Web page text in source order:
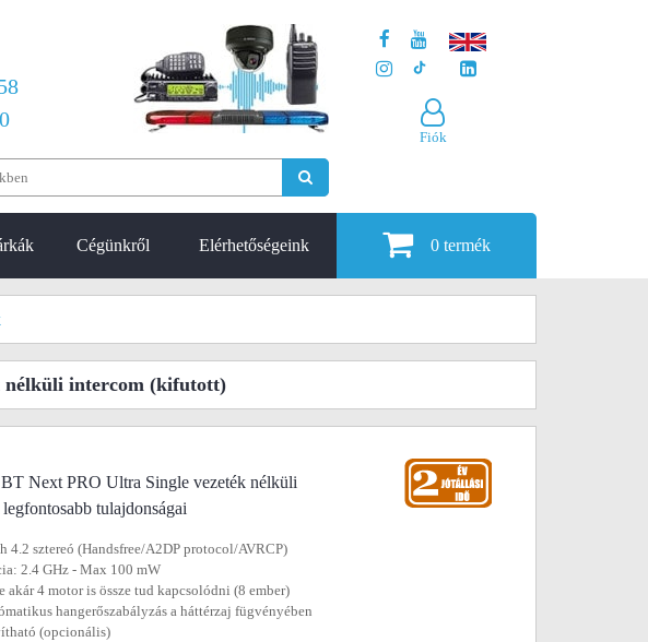
Fiók
Cégünkről Elérhetőségeink 0 termék
nélküli intercom (kifutott)
Next PRO Ultra Single vezeték nélküli
tulajdonságai
4.2 sztereó (Handsfree/A2DP protocol/AVRCP)
2.4 GHz - Max 100 mW
akár 4 motor is össze tud kapcsolódni (8 ember)
hangerőszabályzás a háttérzaj fügvényében
(opcionális)